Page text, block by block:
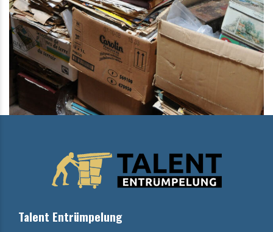
Talent Entrümpelung